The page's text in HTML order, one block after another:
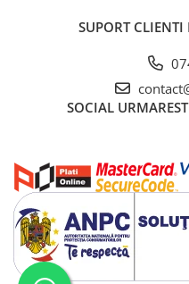
SUPORT CLIENTI
SOCIAL